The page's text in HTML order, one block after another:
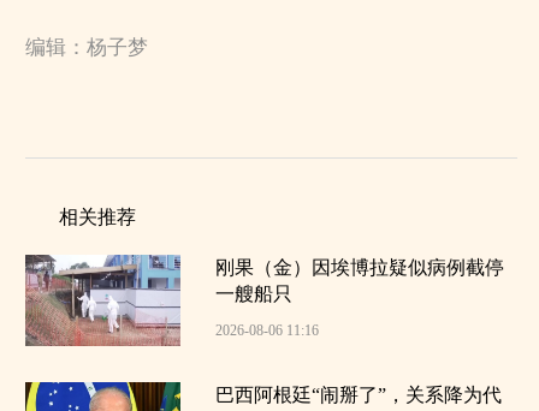
编辑：杨子梦
相关推荐
刚果（金）因埃博拉疑似病例截停
一艘船只
2026-08-06 11:16
巴西阿根廷“闹掰了”，关系降为代